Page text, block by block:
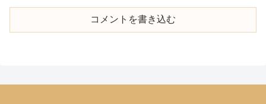
コメントを書き込む